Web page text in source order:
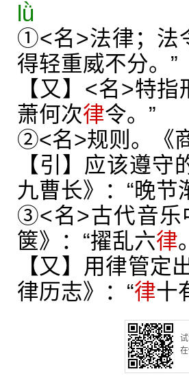
lǜ
①<名>法律；法
得轻重威不分。”
【又】<名>特
萧何次律令。”
②<名>规则。《
【引】应该遵
九曹长》：“晚节
③<名>古代音乐
箧》：“擢乱六律
【又】用律管定
律历志》：“律十